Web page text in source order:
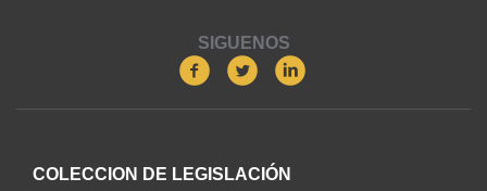
SIGUENOS
COLECCION DE LEGISLACIÓN